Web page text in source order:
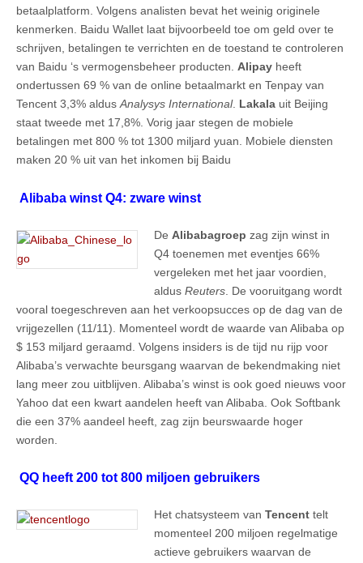
betaalplatform. Volgens analisten bevat het weinig originele
kenmerken. Baidu Wallet laat bijvoorbeeld toe om geld over te
schrijven, betalingen te verrichten en de toestand te controleren
van Baidu ‘s vermogensbeheer producten. Alipay heeft
ondertussen 69 % van de online betaalmarkt en Tenpay van
Tencent 3,3% aldusAnalysys International. Lakala uit Beijing
staat tweede met 17,8%. Vorig jaar stegen de mobiele
betalingen met 800 % tot 1300 miljard yuan. Mobiele diensten
maken 20 % uit van het inkomen bij Baidu
Alibaba winst Q4: zware winst
De Alibabagroep zag zijn winst in
Q4 toenemen met eventjes 66%
vergeleken met het jaar voordien,
aldus Reuters . De vooruitgang wordt
vooral toegeschreven aan het verkoopsucces op de dag van de
vrijgezellen (11/11). Momenteel wordt de waarde van Alibaba op
$ 153 miljard geraamd. Volgens insiders is de tijd nu rijp voor
Alibaba’s verwachte beursgang waarvan de bekendmaking niet
lang meer zou uitblijven. Alibaba’s winst is ook goed nieuws voor
Yahoo dat een kwart aandelen heeft van Alibaba. Ook Softbank
die een 37% aandeel heeft, zag zijn beurswaarde hoger
worden.
QQ heeft 200 tot 800 miljoen gebruikers
Het chatsysteem van Tencent telt
momenteel 200 miljoen regelmatige
actieve gebruikers waarvan de